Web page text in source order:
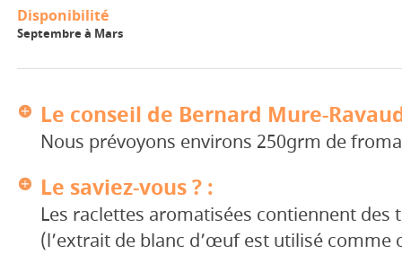
Disponibilité
Septembre à Mars
Le conseil de Bernard Mure-
Nous prévoyons environs 250grm de
Le saviez-vous ? :
Les raclettes aromatisées contiennent des
(l’extrait de blanc d’œuf est utilisé comme